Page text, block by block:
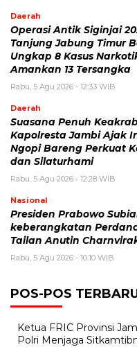
Daerah
Operasi Antik Siginjai
Tanjung Jabung Timur
Ungkap 8 Kasus
Amankan 13 Tersangka
Rabu, 5 Agu 2026 - 12:33 WIB
Daerah
Suasana Penuh
Kapolresta Jambi Ajak
Ngopi Bareng Perkuat
dan Silaturhami
Rabu, 5 Agu 2026 - 12:28 WIB
Nasional
Presiden Prabowo
keberangkatan
Tailan Anutin
Rabu, 5 Agu 2026 - 10:10 WIB
POS-POS
Ketua FRIC Provinsi
Polri Menjaga